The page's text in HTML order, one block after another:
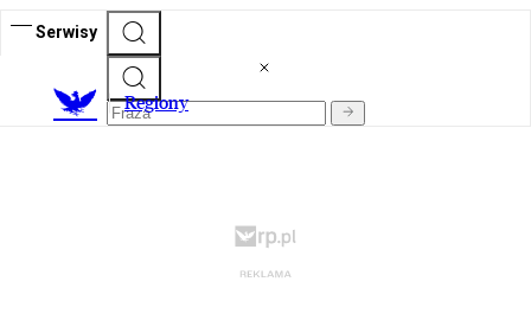
Serwisy
Regiony